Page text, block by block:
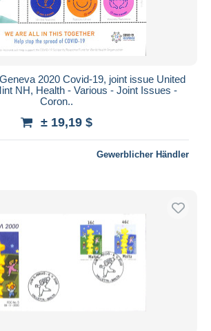
2020 Covid-19, joint issue United
NH, Health - Various - Joint Issues -
Coron..
± 19,19 $
Gewerblicher Händler